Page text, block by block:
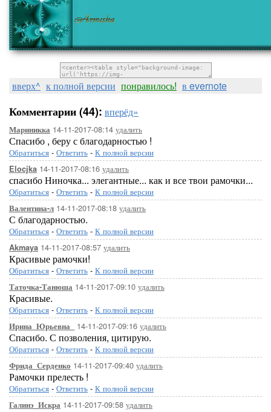
вверх^ к полной версии понравилось! в evernote
Комментарии (44): вперёд»
Мариникка 14-11-2017-08:14 удалить
Спасибо , беру с благодарностью !
Обратиться - Ответить - К полной версии
Elocjka 14-11-2017-08:16 удалить
спасибо Ниночка... элегантные... как и все твои рамочки...
Обратиться - Ответить - К полной версии
Валентина-л 14-11-2017-08:18 удалить
С благодарностью.
Обратиться - Ответить - К полной версии
Akmaya 14-11-2017-08:57 удалить
Красивые рамочки!
Обратиться - Ответить - К полной версии
Таточка-Танюша 14-11-2017-09:10 удалить
Красивые.
Обратиться - Ответить - К полной версии
Ирина_Юрьевна_ 14-11-2017-09:16 удалить
Спасибо. С позволения, цитирую.
Обратиться - Ответить - К полной версии
Фрида_Серденко 14-11-2017-09:40 удалить
Рамочки прелесть !
Обратиться - Ответить - К полной версии
Галинэ_Искра 14-11-2017-09:58 удалить